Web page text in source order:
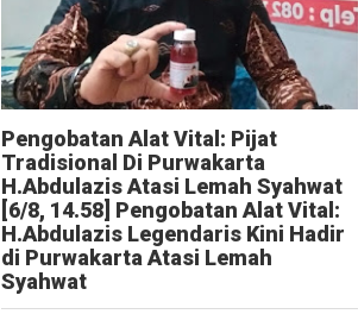
Pengobatan Alat Vital: Pijat
Tradisional Di Purwakarta
H.Abdulazis Atasi Lemah Syahwat
[6/8, 14.58] Pengobatan Alat Vital:
H.Abdulazis Legendaris Kini Hadir
di Purwakarta Atasi Lemah
Syahwat